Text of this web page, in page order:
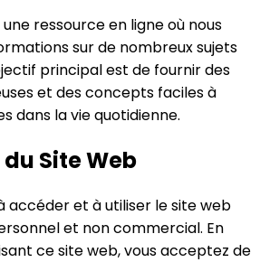
ressource en ligne où nous
sur de nombreux sujets
principal est de fournir des
et des concepts faciles à
dans la vie quotidienne.
Site Web
accéder et à utiliser le site web
et non commercial. En
ce site web, vous acceptez de